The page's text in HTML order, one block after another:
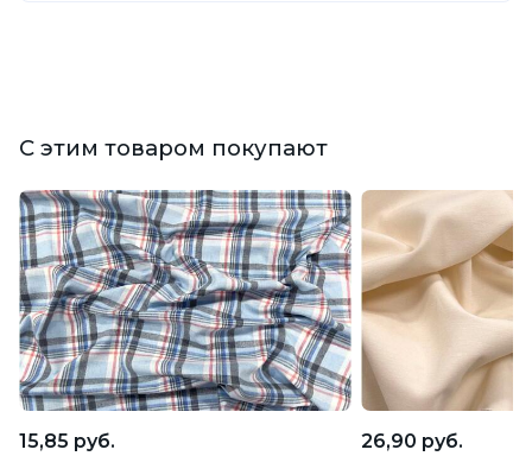
С этим товаром покупают
15,85 руб. 26,90 руб.